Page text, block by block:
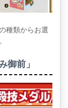
種類からお選
御前」